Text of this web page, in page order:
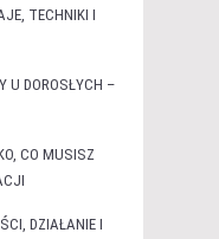
TECHNIKI I
U DOROSŁYCH –
CO MUSISZ
DZIAŁANIE I